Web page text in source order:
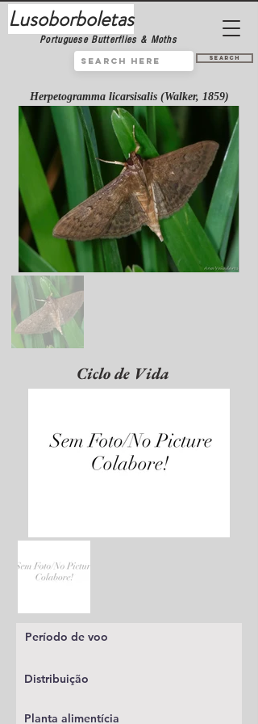
Lusoborboletas
Portuguese Butterflies & Moths
Search
Herpetogramma licarsisalis (Walker, 1859)
Ciclo de Vida
Período de voo
Distribuição
Planta alimentícia